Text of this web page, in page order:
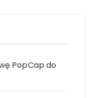
PopCap do